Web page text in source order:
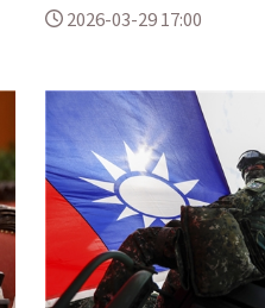
2026-03-29 17:00